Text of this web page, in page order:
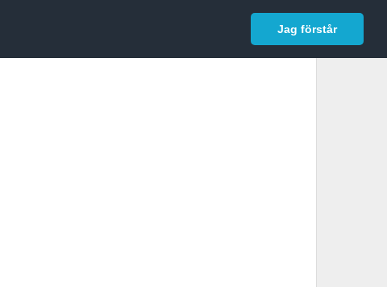
Jag förstår
Logga in